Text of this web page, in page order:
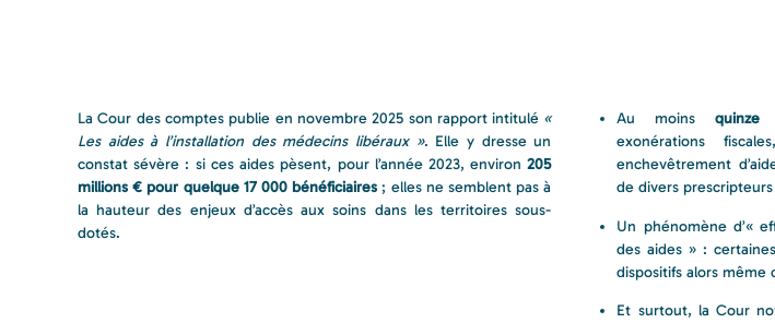
La Cour des comptes publie en novembre 2025 son rapport intitulé «
Les aides à l’installation des médecins libéraux ». Elle y dresse un
constat sévère : si ces aides pèsent, pour l’année 2023, environ205
millions € pour quelque 17 000 bénéficiaires ; elles ne semblent pas à
la hauteur des enjeux d’accès aux soins dans les territoires sous-
dotés.
Au moins quinze
exonérations
enchevêtrement
de divers
Un phénomène d’«
des aides » :
dispositifs alors même
Et surtout, la Cour